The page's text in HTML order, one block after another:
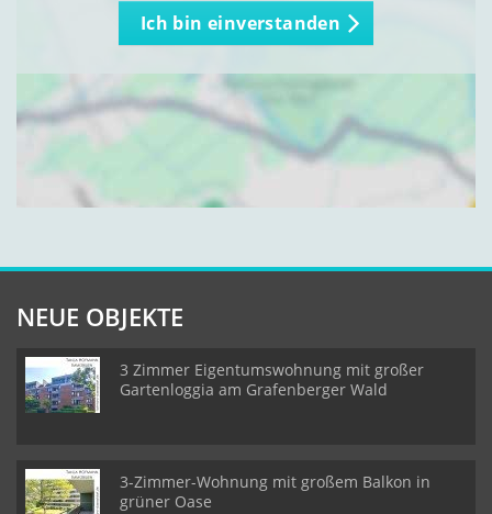
Ich bin einverstanden
NEUE OBJEKTE
3 Zimmer Eigentumswohnung mit großer
Gartenloggia am Grafenberger Wald
3-Zimmer-Wohnung mit großem Balkon in
grüner Oase